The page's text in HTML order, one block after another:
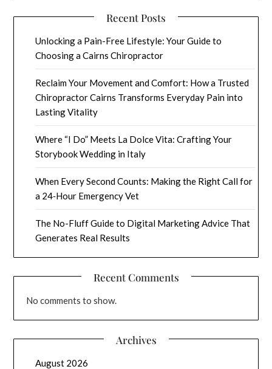
Recent Posts
Unlocking a Pain-Free Lifestyle: Your Guide to
Choosing a Cairns Chiropractor
Reclaim Your Movement and Comfort: How a Trusted
Chiropractor Cairns Transforms Everyday Pain into
Lasting Vitality
Where “I Do” Meets La Dolce Vita: Crafting Your
Storybook Wedding in Italy
When Every Second Counts: Making the Right Call for
a 24‑Hour Emergency Vet
The No-Fluff Guide to Digital Marketing Advice That
Generates Real Results
Recent Comments
No comments to show.
Archives
August 2026